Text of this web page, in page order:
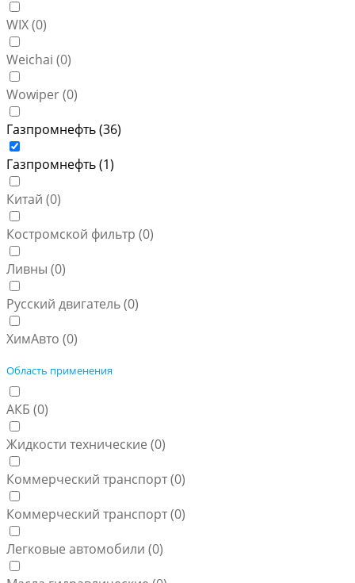
WIX (0)
Weichai (0)
Wowiper (0)
Газпромнефть (36)
Газпромнефть (1)
Китай (0)
Костромской фильтр (0)
Ливны (0)
Русский двигатель (0)
ХимАвто (0)
Область применения
АКБ (0)
Жидкости технические (0)
Коммерческий транспорт (0)
Коммерческий транспорт (0)
Легковые автомобили (0)